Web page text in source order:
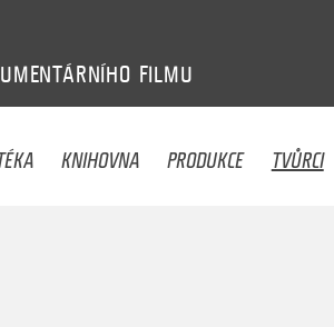
FILMU
KNIHOVNA PRODUKCE TVŮRCI